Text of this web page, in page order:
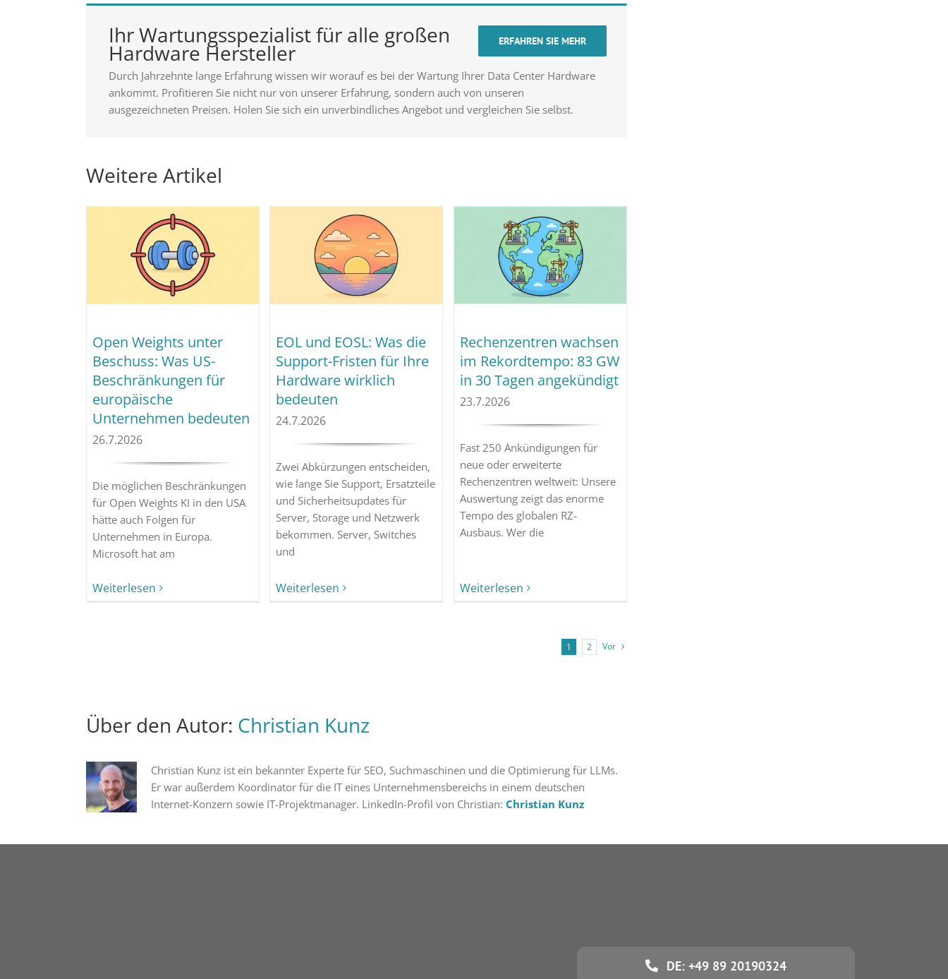
ERFAHREN SIE MEHR
Ihr Wartungsspezialist für alle großen
Hardware Hersteller
Durch Jahrzehnte lange Erfahrung wissen wir worauf es bei der Wartung Ihrer Data Center Hardware
ankommt. Profitieren Sie nicht nur von unserer Erfahrung, sondern auch von unseren
ausgezeichneten Preisen. Holen Sie sich ein unverbindliches Angebot und vergleichen Sie selbst.
Weitere Artikel
Open Weights unter
Beschuss: Was US-
Beschränkungen für
europäische
Unternehmen bedeuten
26.7.2026
Die möglichen Beschränkungen
für Open Weights KI in den USA
hätte auch Folgen für
Unternehmen in Europa.
Microsoft hat am
Weiterlesen
EOL und EOSL: Was die
Support-Fristen für Ihre
Hardware wirklich
bedeuten
24.7.2026
Zwei Abkürzungen entscheiden,
wie lange Sie Support, Ersatzteile
und Sicherheitsupdates für
Server, Storage und Netzwerk
bekommen. Server, Switches
und
Weiterlesen
Rechenzentren wachsen
im Rekordtempo: 83 GW
in 30 Tagen angekündigt
23.7.2026
Fast 250 Ankündigungen für
neue oder erweiterte
Rechenzentren weltweit: Unsere
Auswertung zeigt das enorme
Tempo des globalen RZ-
Ausbaus. Wer die
Weiterlesen
1 2 Vor
Über den Autor: Christian Kunz
Christian Kunz ist ein bekannter Experte für SEO, Suchmaschinen und die Optimierung für LLMs.
Er war außerdem Koordinator für die IT eines Unternehmensbereichs in einem deutschen
Internet-Konzern sowie IT-Projektmanager. LinkedIn-Profil von Christian: Christian Kunz
DE: +49 89 20190324